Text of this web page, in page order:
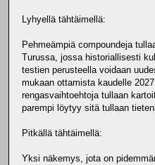
Lyhyellä tähtäimellä:
Pehmeämpiä compoundeja
Turussa, jossa historiallisesti
testien perusteella voidaan
mukaan ottamista kaudelle
rengasvaihtoehtoja tullaan
parempi löytyy sitä tullaan
Pitkällä tähtäimellä:
Yksi näkemys, jota on